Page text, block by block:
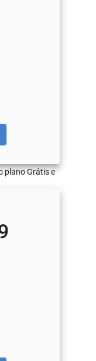
plano Grátis e